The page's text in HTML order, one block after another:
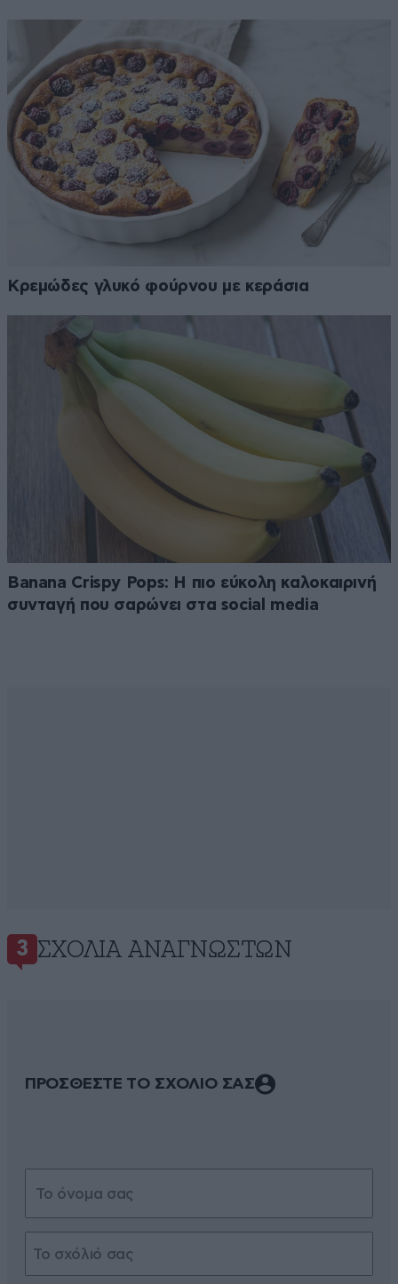
Κρεμώδες γλυκό φούρνου με κεράσια
Banana Crispy Pops: Η πιο εύκολη καλοκαιρινή
συνταγή που σαρώνει στα social media
3 ΣΧΌΛΙΑ ΑΝΑΓΝΩΣΤΏΝ
ΠΡΟΣΘΕΣΤΕ ΤΟ ΣΧΟΛΙΟ ΣΑΣ